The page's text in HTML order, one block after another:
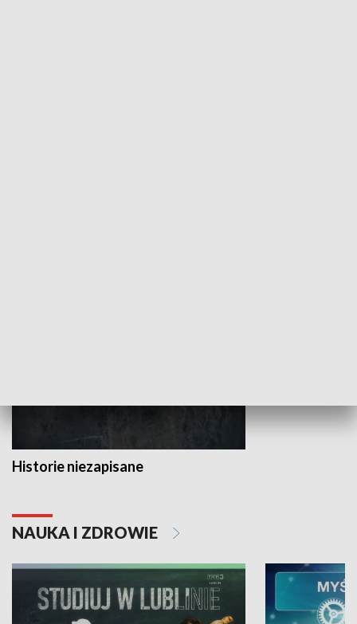
Historie niezapisane
NAUKA I ZDROWIE